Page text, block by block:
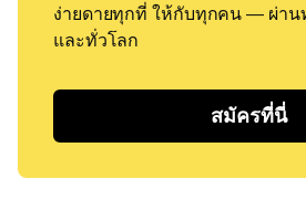
ง่ายดายทุกที่ ให้กับทุกคน — ผ่าน
และทั่วโลก
สมัครที่นี่